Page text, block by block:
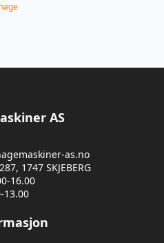
AS
as.no
1747 SKJEBERG
16.00
13.00